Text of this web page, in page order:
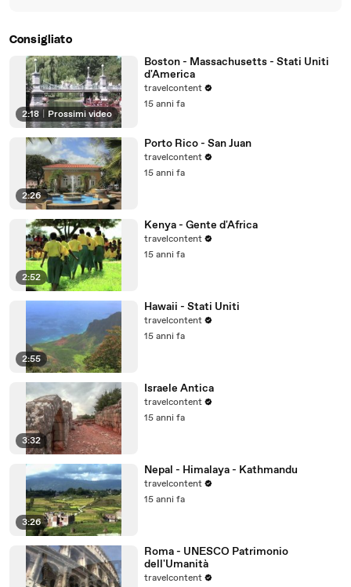
Consigliato
2:18 Prossimi video
Boston - Massachusetts - Stati Uniti
d'America
travelcontent
15 anni fa
2:26
Porto Rico - San Juan
travelcontent
15 anni fa
2:52
Kenya - Gente d'Africa
travelcontent
15 anni fa
2:55
Hawaii - Stati Uniti
travelcontent
15 anni fa
3:32
Israele Antica
travelcontent
15 anni fa
3:26
Nepal - Himalaya - Kathmandu
travelcontent
15 anni fa
Roma - UNESCO Patrimonio
dell'Umanità
travelcontent